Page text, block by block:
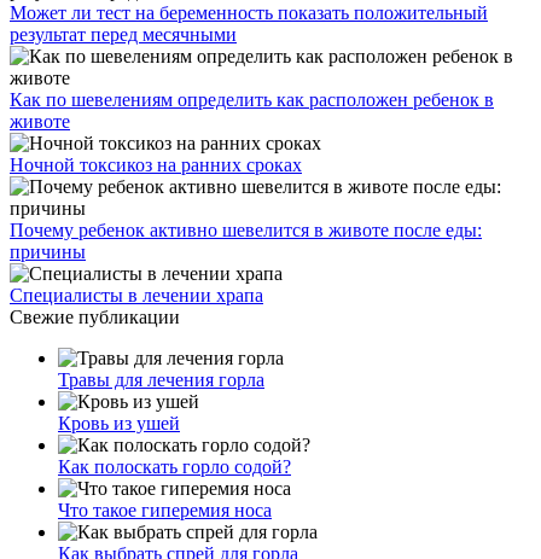
Может ли тест на беременность показать положительный
результат перед месячными
Как по шевелениям определить как расположен ребенок в
животе
Ночной токсикоз на ранних сроках
Почему ребенок активно шевелится в животе после еды:
причины
Специалисты в лечении храпа
Свежие публикации
Травы для лечения горла
Кровь из ушей
Как полоскать горло содой?
Что такое гиперемия носа
Как выбрать спрей для горла